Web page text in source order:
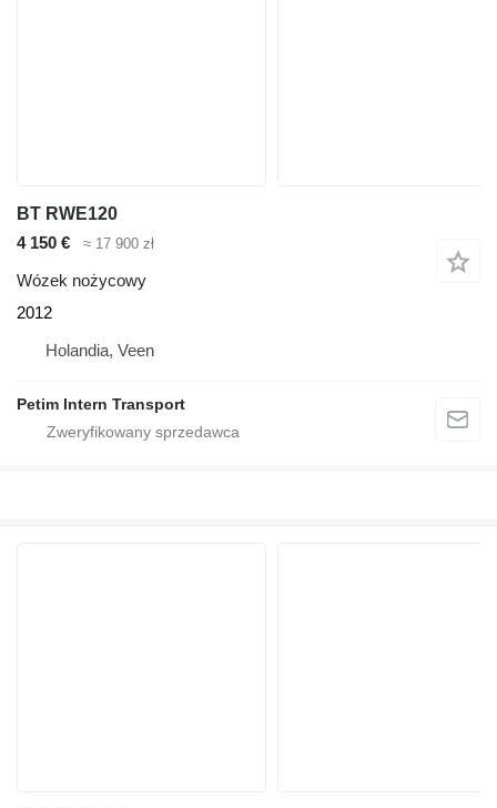
BT RWE120
4 150 €
≈ 17 900 zł
Wózek nożycowy
2012
Holandia, Veen
Petim Intern Transport